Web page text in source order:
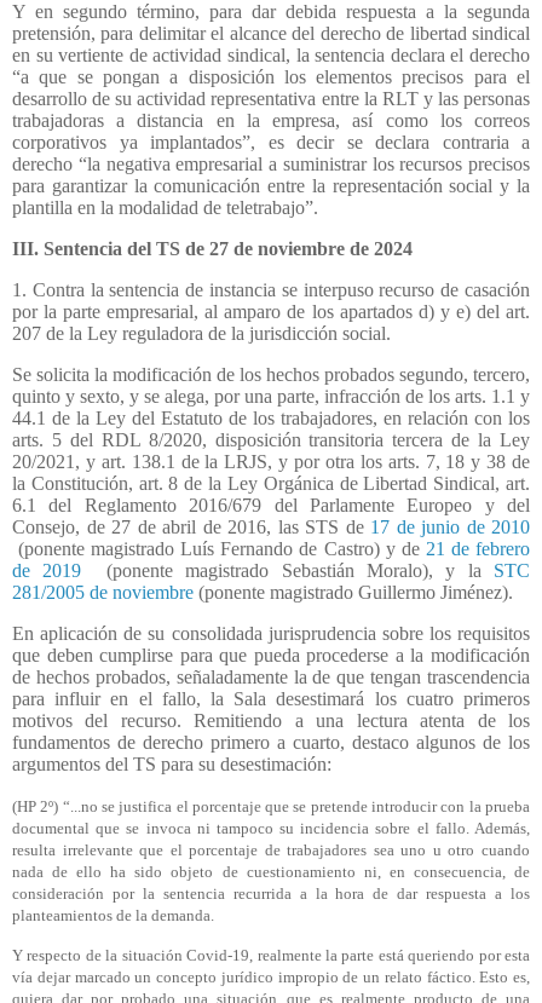
Y en segundo término, para dar debida respuesta a la segunda
pretensión, para delimitar el alcance del derecho de libertad sindical
en su vertiente de actividad sindical, la sentencia declara el derecho
“a que se pongan a disposición los elementos precisos para el
desarrollo de su actividad representativa entre la RLT y las personas
trabajadoras a distancia en la empresa, así como los correos
corporativos ya implantados”, es decir se declara contraria a
derecho “la negativa empresarial a suministrar los recursos precisos
para garantizar la comunicación entre la representación social y la
plantilla en la modalidad de teletrabajo”.
III. Sentencia del TS de 27 de noviembre de 2024
1. Contra la sentencia de instancia se interpuso recurso de casación
por la parte empresarial, al amparo de los apartados d) y e) del art.
207 de la Ley reguladora de la jurisdicción social.
Se solicita la modificación de los hechos probados segundo, tercero,
quinto y sexto, y se alega, por una parte, infracción de los arts. 1.1 y
44.1 de la Ley del Estatuto de los trabajadores, en relación con los
arts. 5 del RDL 8/2020, disposición transitoria tercera de la Ley
20/2021, y art. 138.1 de la LRJS, y por otra los arts. 7, 18 y 38 de
la Constitución, art. 8 de la Ley Orgánica de Libertad Sindical, art.
6.1 del Reglamento 2016/679 del Parlamente Europeo y del
Consejo, de 27 de abril de 2016, las STS de 17 de junio de 2010
(ponente magistrado Luís Fernando de Castro) y de 21 de febrero
de 2019 (ponente magistrado Sebastián Moralo), y la STC
281/2005 de noviembre (ponente magistrado Guillermo Jiménez).
En aplicación de su consolidada jurisprudencia sobre los requisitos
que deben cumplirse para que pueda procederse a la modificación
de hechos probados, señaladamente la de que tengan trascendencia
para influir en el fallo, la Sala desestimará los cuatro primeros
motivos del recurso. Remitiendo a una lectura atenta de los
fundamentos de derecho primero a cuarto, destaco algunos de los
argumentos del TS para su desestimación:
(HP 2º) “...no se justifica el porcentaje que se pretende introducir con la prueba
documental que se invoca ni tampoco su incidencia sobre el fallo. Además,
resulta irrelevante que el porcentaje de trabajadores sea uno u otro cuando
nada de ello ha sido objeto de cuestionamiento ni, en consecuencia, de
consideración por la sentencia recurrida a la hora de dar respuesta a los
planteamientos de la demanda.
Y respecto de la situación Covid-19, realmente la parte está queriendo por esta
vía dejar marcado un concepto jurídico impropio de un relato fáctico. Esto es,
quiera dar por probado una situación que es realmente producto de una